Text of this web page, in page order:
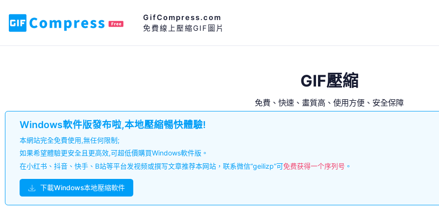
GifCompress.com
免費線上壓縮GIF圖片
GIF壓縮
免費、快速、畫質高、使用方便、安全保障
Windows軟件版發布啦,本地壓縮暢快體驗!
本網站完全免費使用,無任何限制;
如果希望體驗更安全且更高效,可超低價購買Windows軟件版。
在小红书、抖音、快手、B站等平台发视频或撰写文章推荐本网站，联系微信“geilizp”可免费获得一个序列号 。
下載Windows本地壓縮軟件